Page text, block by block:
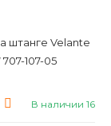
штанге Velante
707-107-05
В наличии 16